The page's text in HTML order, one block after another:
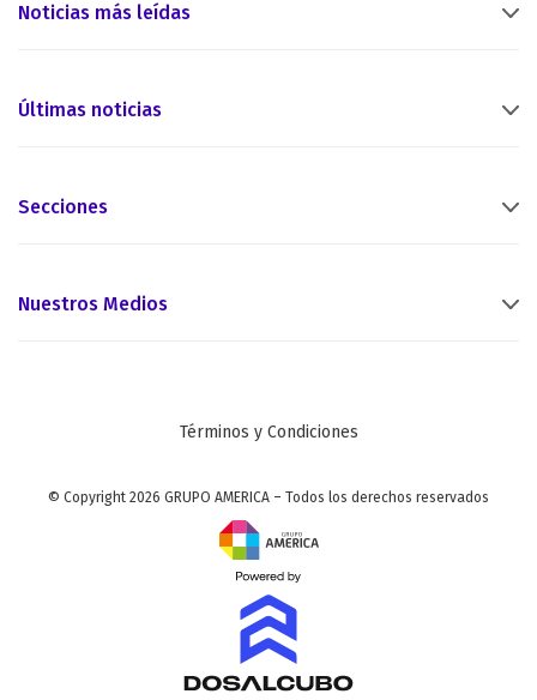
Noticias más leídas
Últimas noticias
Secciones
Nuestros Medios
Términos y Condiciones
© Copyright 2026 GRUPO AMERICA – Todos los derechos reservados